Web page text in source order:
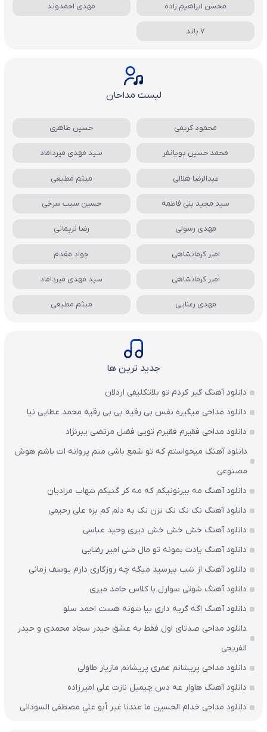
محسن ابراهیم زاده مهدی احمدوند
7 باند
لیست مداحان
محمود کریمی حسین طاهری
محمد حسین پویانفر سید مهدی میرداماد
عبدالرضا هلالی میثم مطیعی
سید مجید بنی فاطمه حسین سیب سرخی
مهدی رسولی رضا نریمانی
امیر کرمانشاهی جواد مقدم
امیر کرمانشاهی سید مهدی میرداماد
مهدی رعنایی میثم مطیعی
جدید ترین ها
دانلود آهنگ گیر کردم تو بلاتکلیفی اردلان
دانلود مداحی میگیره نفس بی رقیه بی بی رقیه محمد عطایی نیا
دانلود مداحی فقیرم فقیرم تویی فضل مرتضی یبرنژاد
دانلود آهنگ میخواستم که تو شمع باشی منم پروانه ات باشم هوش
مصنوعی
دانلود آهنگ مه بیرنونیکم که مه کر گنیکم شهاب مرادیان
دانلود آهنگ نک نک نک نزن نک به دلم کم بزه علی رحیمی
دانلود آهنگ خش خش خش دیری وحید عباسی
دانلود آهنگ یادت بمونه تو مال منی امیر رضایی
دانلود آهنگ از شب بپرسید میگه چه روزگاری دارم یوسف زمانی
دانلود آهنگ شوتی سوارل با کلاس حامد میری
دانلود آهنگ اگه گریه داری بیا شونه هست احمد سلو
دانلود مداحی صدتای اول فقط به عشق حیدر سجاد محمدی و حیدر
الفریجی
دانلود مداحی پریشانم عمری پریشانم مازیار طاولی
دانلود آهنگ هاوار عه دس چیمیل نازت علی امیرزاده
دانلود مداحی خدام الحسين ما عندنا غير أبو علي مصطفی السودانی